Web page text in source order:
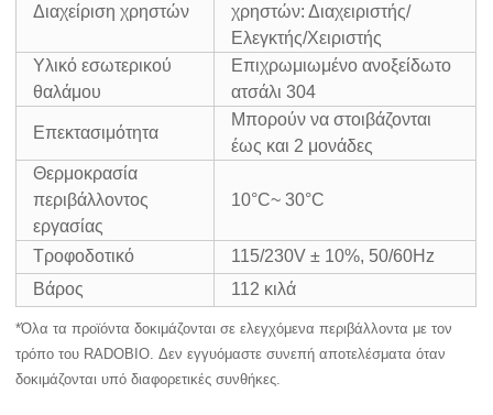
Διαχείριση χρηστών
χρηστών: Διαχειριστής/
Ελεγκτής/Χειριστής
Υλικό εσωτερικού
θαλάμου
Επιχρωμιωμένο ανοξείδωτο
ατσάλι 304
Επεκτασιμότητα
Μπορούν να στοιβάζονται
έως και 2 μονάδες
Θερμοκρασία
περιβάλλοντος
εργασίας
10°C~ 30°C
Τροφοδοτικό
115/230V ± 10%, 50/60Hz
Βάρος
112 κιλά
*Όλα τα προϊόντα δοκιμάζονται σε ελεγχόμενα περιβάλλοντα με τον
τρόπο του RADOBIO. Δεν εγγυόμαστε συνεπή αποτελέσματα όταν
δοκιμάζονται υπό διαφορετικές συνθήκες.